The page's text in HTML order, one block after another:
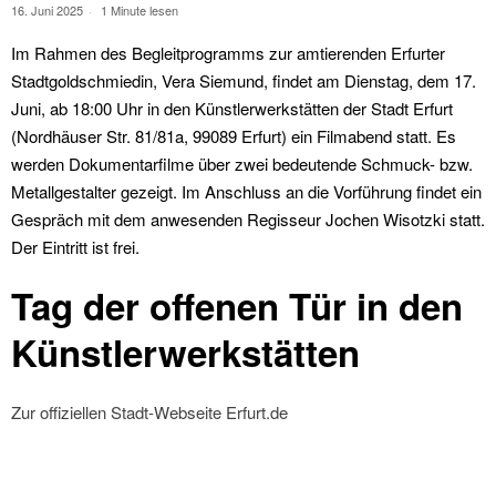
16. Juni 2025 1 Minute lesen
Im Rahmen des Begleitprogramms zur amtierenden Erfurter
Stadtgoldschmiedin, Vera Siemund, findet am Dienstag, dem 17.
Juni, ab 18:00 Uhr in den Künstlerwerkstätten der Stadt Erfurt
(Nordhäuser Str. 81/81a, 99089 Erfurt) ein Filmabend statt. Es
werden Dokumentarfilme über zwei bedeutende Schmuck- bzw.
Metallgestalter gezeigt. Im Anschluss an die Vorführung findet ein
Gespräch mit dem anwesenden Regisseur Jochen Wisotzki statt.
Der Eintritt ist frei.
Tag der offenen Tür in den
Künstlerwerkstätten
Zur offiziellen Stadt-Webseite Erfurt.de